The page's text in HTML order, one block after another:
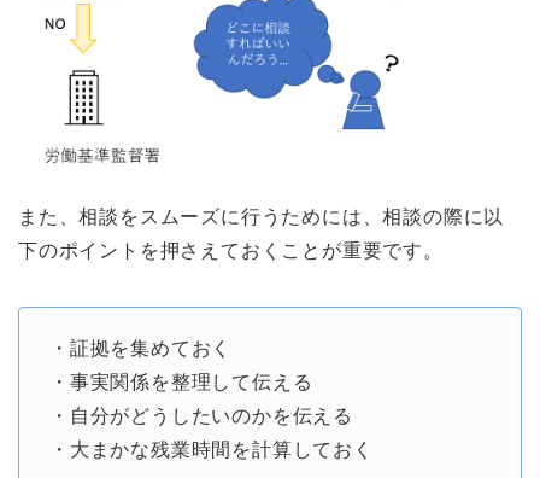
また、相談をスムーズに行うためには、相談の際に以
下のポイントを押さえておくことが重要です。
・証拠を集めておく
・事実関係を整理して伝える
・自分がどうしたいのかを伝える
・大まかな残業時間を計算しておく